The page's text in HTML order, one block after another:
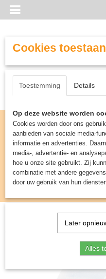
Inloggen Registreren
Miniature Gaming
Cookies
Toestemming Details
Op deze website worden
Cookies worden door ons
aanbieden van sociale media-
informatie en advertenties.
media-, advertentie- en
hoe u onze site gebruikt. Zij
combinatie met andere
door uw gebruik van hun
Later
Alles